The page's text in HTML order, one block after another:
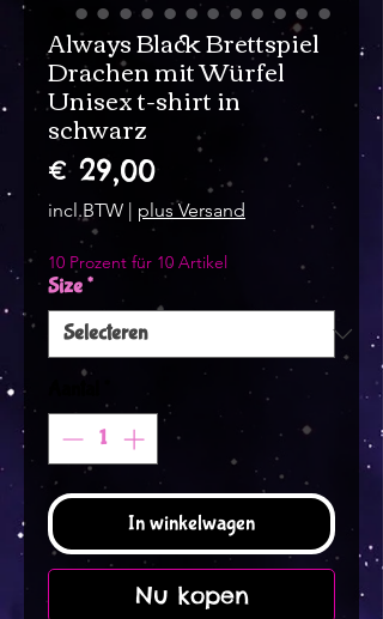
Always Black Brettspiel
Drachen mit Würfel
Unisex t-shirt in
schwarz
€ 29,00Prijs
incl.BTW | plus Versand
10 Prozent für 10 Artikel
Size*
In winkelwagen
Nu kopen